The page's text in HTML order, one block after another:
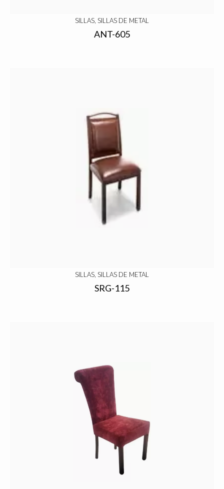
SILLAS, SILLAS DE METAL
ANT-605
SILLAS, SILLAS DE METAL
SRG-115